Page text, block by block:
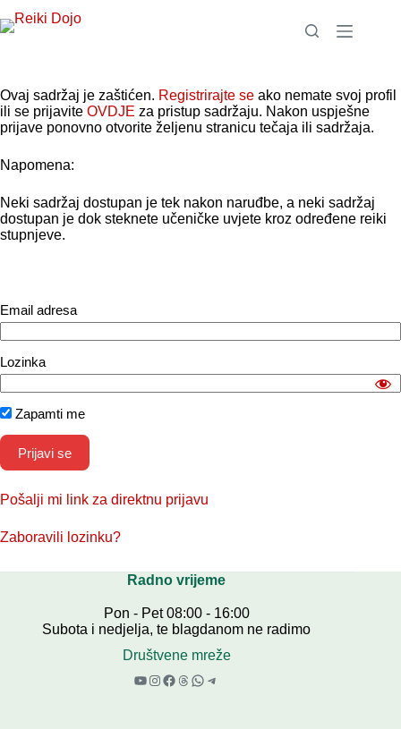
na
Ovaj sadržaj je zaštićen. Registrirajte se ako nemate svoj profil
ili se prijavite OVDJE za pristup sadržaju. Nakon uspješne
prijave ponovno otvorite željenu stranicu tečaja ili sadržaja.
Napomena:
Neki sadržaj dostupan je tek nakon naruđbe, a neki sadržaj
dostupan je dok steknete učeničke uvjete kroz određene reiki
stupnjeve.
Email adresa
Lozinka
Zapamti me
Pošalji mi link za direktnu prijavu
Zaboravili lozinku?
Radno vrijeme
Pon - Pet 08:00 - 16:00
Subota i nedjelja, te blagdanom ne radimo
Društvene mreže
YouTube
Instagram
Facebook
Threads
WhatsApp
Telegram